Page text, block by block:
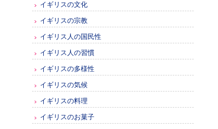
イギリスの文化
イギリスの宗教
イギリス人の国民性
イギリス人の習慣
イギリスの多様性
イギリスの気候
イギリスの料理
イギリスのお菓子